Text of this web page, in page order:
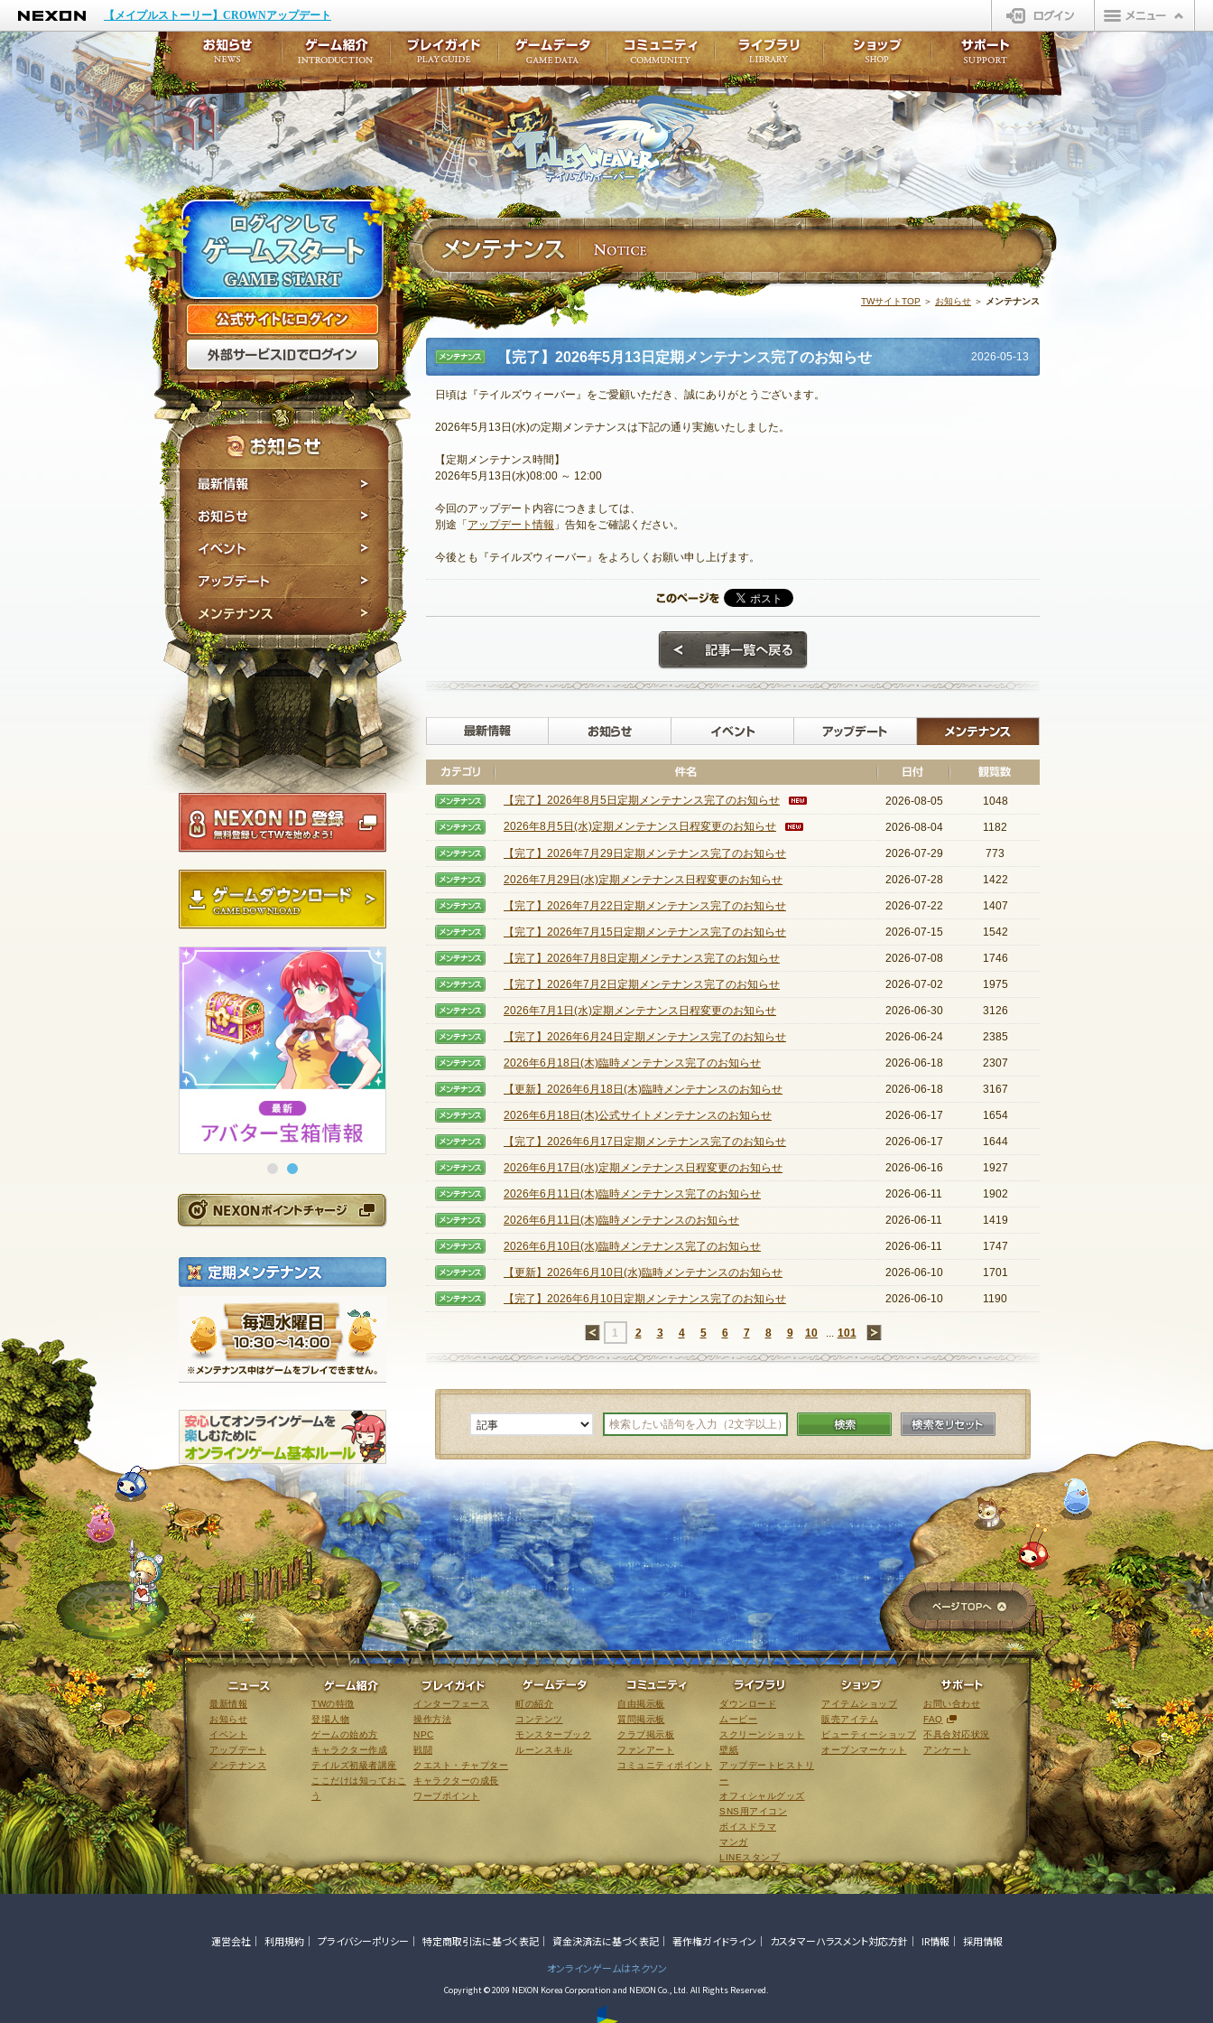
NEXON
【メイプルストーリー】CROWNアップデート
ログイン
テイルズウィーバー
公式サイトにログイン
外部サービスIDでログイン
最新情報
お知らせ
NEXON ID登録
ゲームダウンロード
NEXONポイントチャージ
定期メンテナンス
毎週水曜日 10:30～14:00
※メンテナンス中はゲームをプレイできません。
TWサイトTOP ＞ お知らせ ＞ メンテナンス
メンテナ
ンス
【完了】2026年5月13日定期メンテナンス完了のお知らせ 2026-05-13
日頃は『テイルズウィーバー』をご愛顧いただき、誠にありがとうございます。
2026年5月13日(水)の定期メンテナンスは下記の通り実施いたしました。
【定期メンテナンス時間】
2026年5月13日(水)08:00 ～ 12:00
今回のアップデート内容につきましては、
別途「 アップデート情報 」告知をご確認ください。
今後とも『テイルズウィーバー』をよろしくお願い申し上げます。
最新情報 お知らせ イベント アップデート
【メンテナンス】
【完了】2026年8月5日定期メンテナンス完了のお知らせ 2026-08-05 1048
【メンテナンス】
2026年8月5日(水)定期メンテナンス日程変更のお知らせ 2026-08-04 1182
【メンテナンス】
【完了】2026年7月29日定期メンテナンス完了のお知らせ 2026-07-29 773
【メンテナンス】
2026年7月29日(水)定期メンテナンス日程変更のお知らせ 2026-07-28 1422
【メンテナンス】
【完了】2026年7月22日定期メンテナンス完了のお知らせ 2026-07-22 1407
【メンテナンス】
【完了】2026年7月15日定期メンテナンス完了のお知らせ 2026-07-15 1542
【メンテナンス】
【完了】2026年7月8日定期メンテナンス完了のお知らせ 2026-07-08 1746
【メンテナンス】
【完了】2026年7月2日定期メンテナンス完了のお知らせ 2026-07-02 1975
【メンテナンス】
2026年7月1日(水)定期メンテナンス日程変更のお知らせ 2026-06-30 3126
【メンテナンス】
【完了】2026年6月24日定期メンテナンス完了のお知らせ 2026-06-24 2385
【メンテナンス】
2026年6月18日(木)臨時メンテナンス完了のお知らせ 2026-06-18 2307
【メンテナンス】
【更新】2026年6月18日(木)臨時メンテナンスのお知らせ 2026-06-18 3167
【メンテナンス】
2026年6月18日(木)公式サイトメンテナンスのお知らせ 2026-06-17 1654
【メンテナンス】
【完了】2026年6月17日定期メンテナンス完了のお知らせ 2026-06-17 1644
【メンテナンス】
2026年6月17日(水)定期メンテナンス日程変更のお知らせ 2026-06-16 1927
【メンテナンス】
2026年6月11日(木)臨時メンテナンス完了のお知らせ 2026-06-11 1902
【メンテナンス】
2026年6月11日(木)臨時メンテナンスのお知らせ 2026-06-11 1419
【メンテナンス】
2026年6月10日(水)臨時メンテナンス完了のお知らせ 2026-06-11 1747
【メンテナンス】
【更新】2026年6月10日(水)臨時メンテナンスのお知らせ 2026-06-10 1701
【メンテナンス】
【完了】2026年6月10日定期メンテナンス完了のお知らせ 2026-06-10 1190
←1 2 3 4 5 6 7 8 9 10 ... 101
検索 検索をリセット
お知らせ
イベント
アップデート
メンテナンス
ゲーム紹介
ここだけは知っておこうプレイガイド
ワープポイント
ゲームデータ
ルーンスキル
コミュニティ
コミュニティポイントライブラリ
LINEスタンプ
ショップ
販売アイテム
ビューティーショップ
オープンマーケットサポート
不具合対応状況
アンケート
ページTOPへ
ニュース
最新情報
お知らせ
イベント
アップデート
メンテナンス
ゲーム紹介
TWの特徴
登場人物
ゲームの始め方
キャラクター作成
テイルズ初級者講座
ここだけは知っておこ
う
プレイガイド
インターフェース
操作方法
NPC
戦闘
クエスト・チャプター
キャラクターの成長
ワープポイント
ゲームデータ
町の紹介
コンテンツ
モンスターブック
ルーンスキル
コミュニティ
自由掲示板
質問掲示板
クラブ掲示板
ファンアート
コミュニティポイント
ライブラリ
ダウンロード
ムービー
スクリーンショット
壁紙
アップデートヒストリ
ー
オフィシャルグッズ
SNS用アイコン
ボイスドラマ
マンガ
LINEスタンプ
ショップ
アイテムショップ
販売アイテム
ビューティーショップ
オープンマーケット
サポート
お問い合わせ
FAQ
不具合対応状況
アンケート
運営会社 利用規約 プライバシーポリシー 特定商取引法に基づく表記 資金決済法に基づく表記 著作権ガイドライン カスタマーハラスメント対応方針 IR情報
採用情報
オンラインゲームはネクソン
Copyright © 2009 NEXON Korea Corporation and NEXON Co., Ltd. All Rights Reserved.